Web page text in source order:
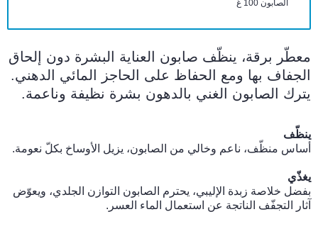
الصابون 100 غ
معطّر برقة، ينظّف صابون العناية البشرة دون إلحاق
الجفاف بها ومع الحفاظ على الحاجز المائي الدهني.
يترك الصابون الغني بالدهون بشرة نظيفة وناعمة.
ينظّف
أساس منظّف، ناعم وخالي من الصابون، يزيل الأوساخ بكلّ نعومة.
يغذّي
بفضل خلاصة زبدة الإليبي، يحترم الصابون التوازن الجلدي، ويعوّض
آثار التجفّف الناتجة عن استعمال الماء العسر.